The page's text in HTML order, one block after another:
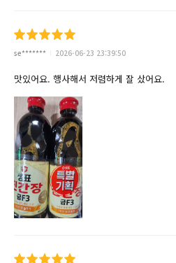
se******* 2026-06-23 23:39:50
맛있어요. 행사해서 저렴하게 잘 샀어요.